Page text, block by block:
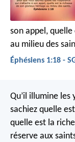
son appel,
au milieu des
Éphésiens 1:18 -
Qu’il illumine
sachiez quelle
quelle est la
réserve aux